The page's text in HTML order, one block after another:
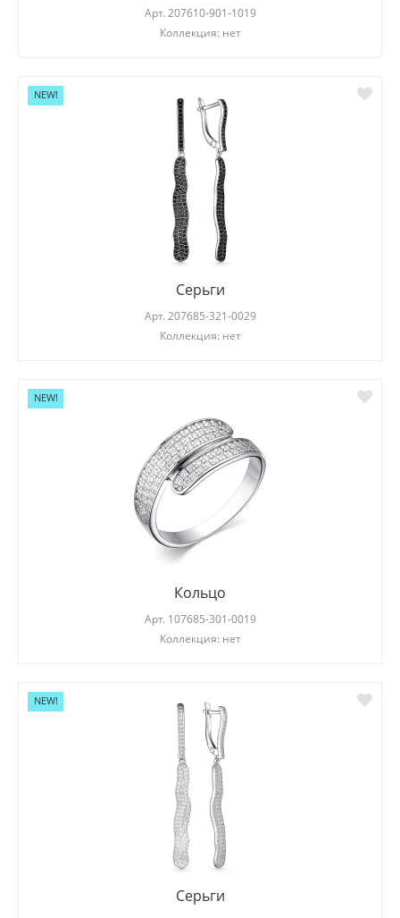
Арт. 207610-901-1019
Коллекция: нет
NEW!
Серьги
Арт. 207685-321-0029
Коллекция: нет
NEW!
Кольцо
Арт. 107685-301-0019
Коллекция: нет
NEW!
Серьги